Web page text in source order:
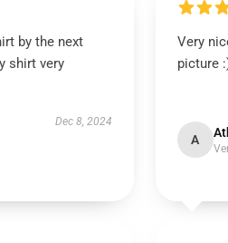
by the next
shirt very
Dec 8, 2024
Very
picture
A